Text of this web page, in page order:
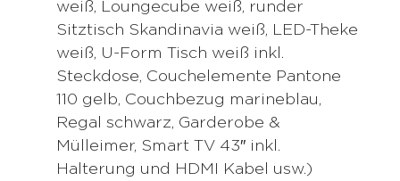
weiß, Loungecube weiß, runder
Sitztisch Skandinavia weiß, LED-Theke
weiß, U-Form Tisch weiß inkl.
Steckdose, Couchelemente Pantone
110 gelb, Couchbezug marineblau,
Regal schwarz, Garderobe &
Mülleimer, Smart TV 43″ inkl.
Halterung und HDMI Kabel usw.)